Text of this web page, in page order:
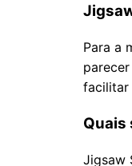
Para a
facilitar
Quais
Jigsaw